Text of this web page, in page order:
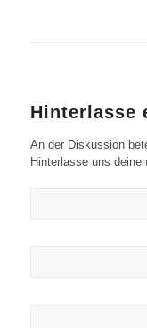
Hinterlasse
An der Diskussion
Hinterlasse uns